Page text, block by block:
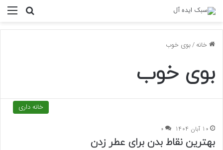
خانه/بوی خوب
بوی خوب
خانه داری
10 آبان 1404 0
بهترین نقاط بدن برای عطر زدن